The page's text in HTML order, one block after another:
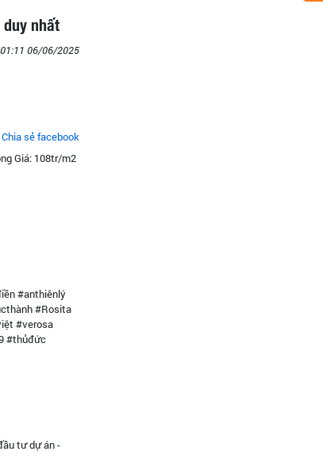
duy nhất
06/06/2025
Chia sẻ facebook
Giá: 108tr/m2
#anthiênlý
#Rosita
#verosa
#thủđức
tư dự án -